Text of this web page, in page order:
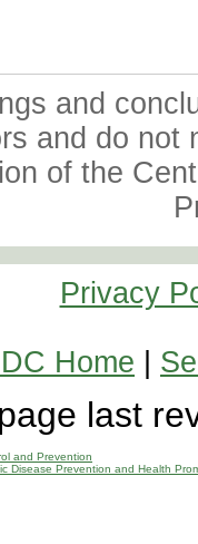
and
and do not
of the
Privacy
Home
last
and Prevention
Disease Prevention and Health